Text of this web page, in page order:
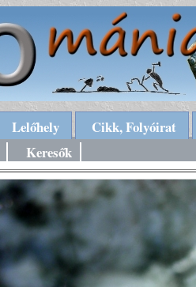
Lelőhely
Cikk, Folyóirat
Keresők